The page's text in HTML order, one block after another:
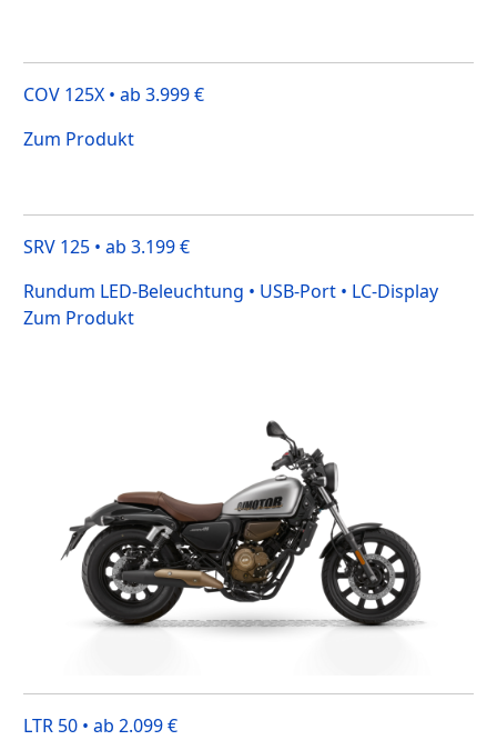
COV 125X • ab 3.999 €
Zum Produkt
SRV 125 • ab 3.199 €
Rundum LED-Beleuchtung • USB-Port • LC-Display
Zum Produkt
LTR 50 • ab 2.099 €